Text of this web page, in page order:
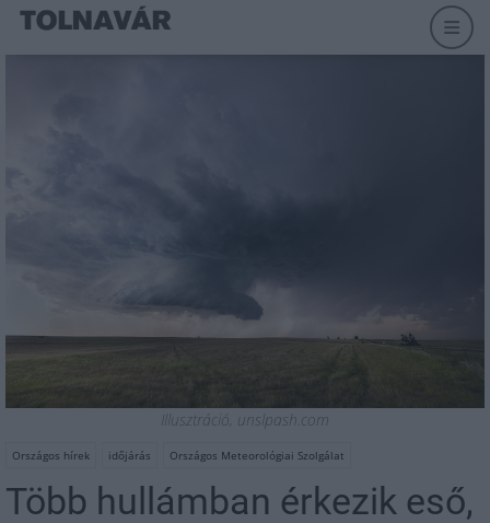
Illusztráció, unslpash.com
Országos hírek időjárás Országos Meteorológiai Szolgálat
Több hullámban érkezik eső,